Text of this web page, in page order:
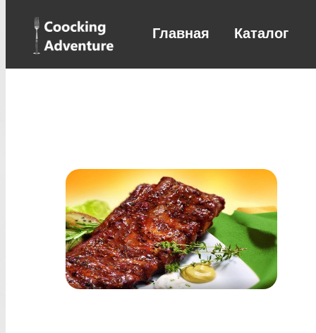
Главная Каталог